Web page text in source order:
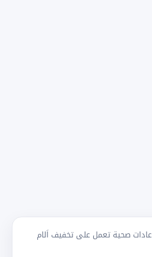
عادات صحية تعمل على تخفيف اَلام